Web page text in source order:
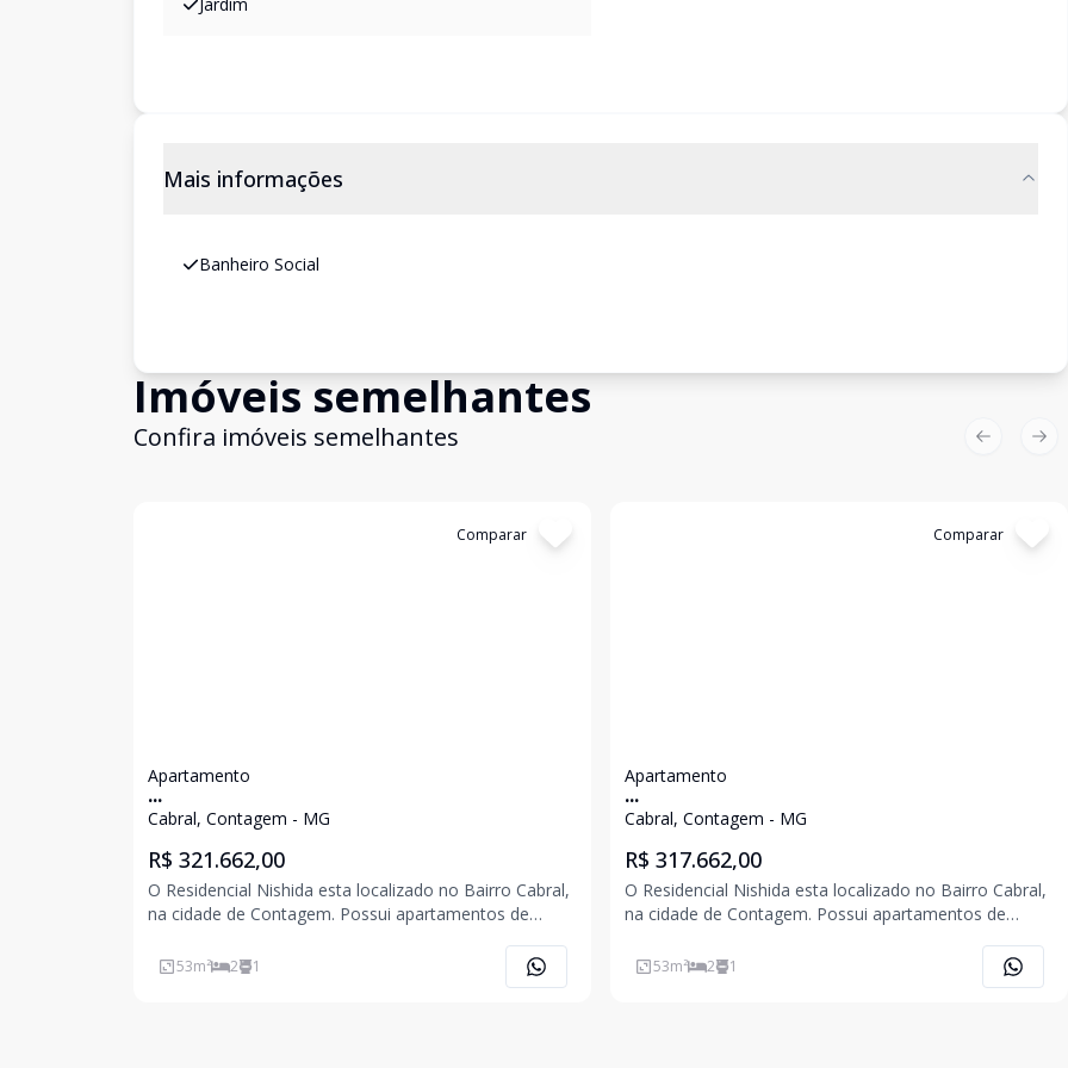
Mais informações
Banheiro Social
Imóveis semelhantes
Confira imóveis semelhantes
Comparar
Apartamento
...
Cabral, Contagem - MG
R$ 321.662,00
O Residencial Nishida esta localizado no Bairro Cabral,
na cidade de Contagem. Possui apartamentos de
quarteirão do Shopping Contagem Apartamento de 02
quartos, suíte, varanda, banho social, sala para 02 a
53m² 2 1
Comparar
Apartamento
...
Cabral, Contagem - MG
R$ 317.662,00
O Residencial Nishida esta localizado no Bairro Cabral,
na cidade de Contagem. Possui apartamentos de
quarteirão do Shopping Contagem Apartamento de 02
quartos, suíte, varanda, banho social, sala para 02 a
53m² 2 1
Previous